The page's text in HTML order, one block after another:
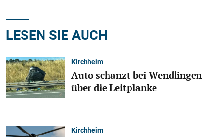
LESEN SIE AUCH
Kirchheim
Auto schanzt bei Wendlingen
über die Leitplanke
Kirchheim